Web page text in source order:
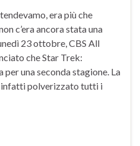
era più che
c’era ancora stata una
23 ottobre, CBS All
che Star Trek:
una seconda stagione. La
infatti polverizzato tutti i